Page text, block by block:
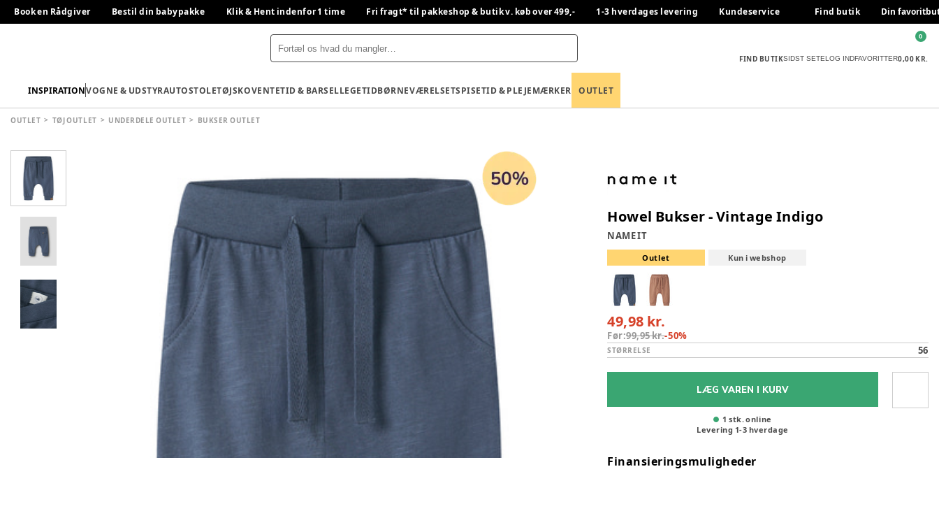
Book en Rådgiver Bestil din babypakke Klik & Hent indenfor 1 time Fri fragt* til pakkeshop & butik v. køb over 499,- 1-3 hverdages levering Kundeservice Find butik Din
FIND BUTIKSIDST SETELOG INDFAVORITTER0,00 KR.
0
INSPIRATIONVOGNE & UDSTYRAUTOSTOLETØJSKOVENTETID & BARSELLEGETIDBØRNEVÆRELSETSPISETID & PLEJEMÆRKER OUTLET
OUTLET TØJ OUTLET UNDERDELE OUTLET BUKSER OUTLET
Howel Bukser - Vintage Indigo
NAME IT
Outlet Kun i webshop
49,98 kr.
Før:99,95 kr.-50%
STØRRELSE 56
LÆG VAREN I KURV
1 stk. online
Levering 1-3 hverdage
Finansieringsmuligheder